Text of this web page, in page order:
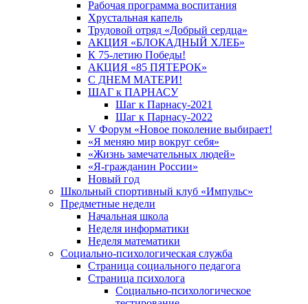
Рабочая программа воспитания
Хрустальная капель
Трудовой отряд «Добрый сердца»
АКЦИЯ «БЛОКАДНЫЙ ХЛЕБ»
К 75-летию Победы!
АКЦИЯ «85 ПЯТЕРОК»
С ДНЕМ МАТЕРИ!
ШАГ к ПАРНАСУ
Шаг к Парнасу-2021
Шаг к Парнасу-2022
V Форум «Новое поколение выбирает!
«Я меняю мир вокруг себя»
«Жизнь замечательных людей»
«Я-гражданин России»
Новый год
Школьный спортивный клуб «Импульс»
Предметные недели
Начальная школа
Неделя информатики
Неделя математики
Социально-психологическая служба
Страница социального педагога
Страница психолога
Социально-психологическое